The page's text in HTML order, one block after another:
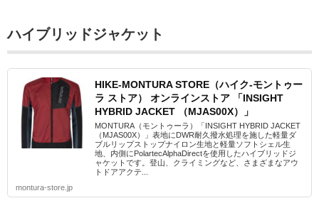
ハイブリッドジャケット
HIKE-MONTURA STORE（ハイク-モントゥー
ラ ストア） オンラインストア 「INSIGHT
HYBRID JACKET （MJAS00X）」
MONTURA（モントゥーラ）「INSIGHT HYBRID JACKET
（MJAS00X）」表地にDWR耐久撥水処理を施した軽量ダ
ブルリップストップナイロン生地と軽量ソフトシェル生
地、内側にPolartecAlphaDirectを使用したハイブリッドジ
ャケットです。登山、クライミングなど、さまざまなアウ
トドアアクテ...
montura-store.jp